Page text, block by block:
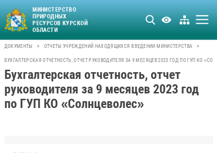
МИНИСТЕРСТВО
ПРИРОДНЫХ
РЕСУРСОВ КУРСКОЙ
ОБЛАСТИ
ДОКУМЕНТЫ > ОТЧЕТЫ УЧРЕЖДЕНИЙ НАХОДЯЩИХСЯ В ВЕДЕНИИ МИНИСТЕРСТВА >
БУХГАЛТЕРСКАЯ ОТЧЕТНОСТЬ, ОТЧЕТ РУКОВОДИТЕЛЯ ЗА 9 МЕСЯЦЕВ 2023 ГОД ПО ГУП КО
Бухгалтерская отчетность, отчет
руководителя за 9 месяцев 2023 год
по ГУП КО «Солнцеволес»